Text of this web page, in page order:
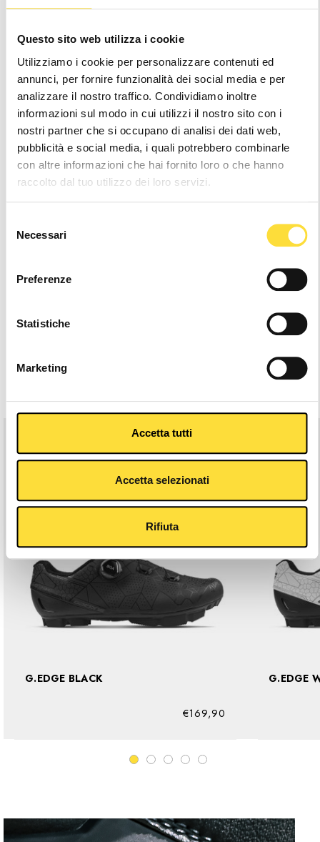
Questo sito web utilizza i cookie
Utilizziamo i cookie per personalizzare contenuti ed
annunci, per fornire funzionalità dei social media e per
analizzare il nostro traffico. Condividiamo inoltre
informazioni sul modo in cui utilizzi il nostro sito con i
nostri partner che si occupano di analisi dei dati web,
pubblicità e social media, i quali potrebbero combinarle
con altre informazioni che hai fornito loro o che hanno
raccolto dal tuo utilizzo dei loro servizi.
delNecessari
Preferenze
Statistiche
Marketing
Accetta tutti
Accetta selezionati
Rifiuta
EU US
37 38 39 40 41 42 43
Attenzione: It seems like you are visiting us
from. Sembra che la tua posizione sia al di
fuori dei paesi di spedizione gestiti
Hurry
Disponibilità
G.EDGE BLACK
€169,90